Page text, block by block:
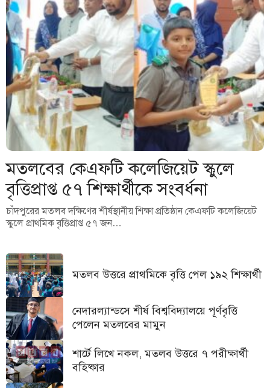
মতলবের কেএফটি কলেজিয়েট স্কুলে
বৃত্তিপ্রাপ্ত ৫৭ শিক্ষার্থীকে সংবর্ধনা
চাঁদপুরের মতলব দক্ষিণের শীর্ষস্থানীয় শিক্ষা প্রতিষ্ঠান কেএফটি কলেজিয়েট
স্কুলে প্রাথমিক বৃত্তিপ্রাপ্ত ৫৭ জন…
মতলব উত্তরে প্রাথমিকে বৃত্তি পেল ১৯২ শিক্ষার্থী
নেদারল্যান্ডসে শীর্ষ বিশ্ববিদ্যালয়ে পূর্ণবৃত্তি
পেলেন মতলবের মামুন
শার্টে লিখে নকল, মতলব উত্তরে ৭ পরীক্ষার্থী
বহিষ্কার